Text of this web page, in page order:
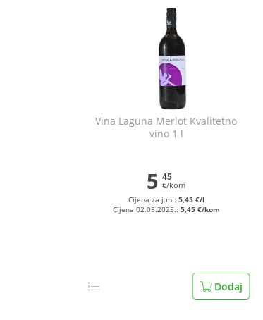
Vina Laguna Merlot Kvalitetno
vino 1 l
5 45
€/kom
Cijena za j.m.: 5,45 €/l
Cijena 02.05.2025.: 5,45 €/kom
Dodaj